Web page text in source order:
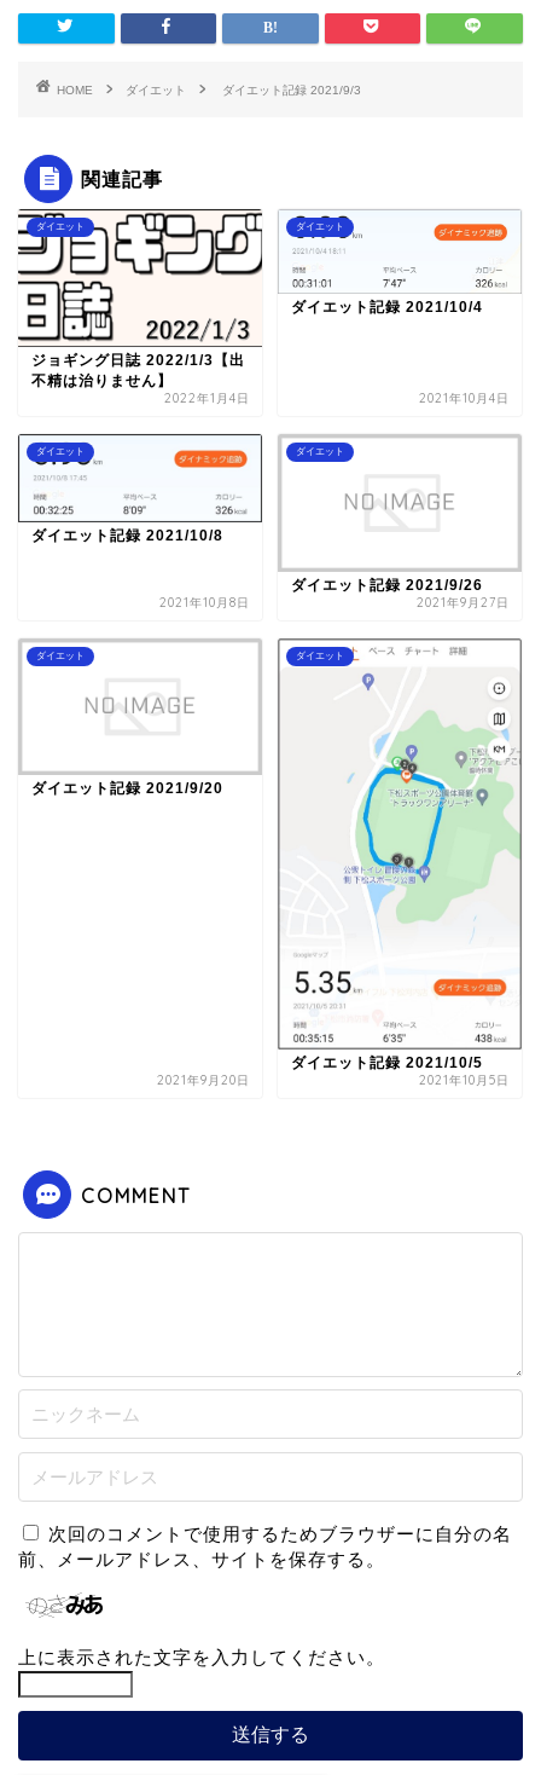
HOME ダイエット ダイエット記録 2021/9/3
関連記事
ダイエット
ジョギング日誌 2022/1/3【出
不精は治りません】
2022年1月4日
ダイエット
ダイエット記録 2021/10/4
2021年10月4日
ダイエット
ダイエット記録 2021/10/8
2021年10月8日
ダイエット
ダイエット記録 2021/9/26
2021年9月27日
ダイエット
ダイエット記録 2021/9/20
2021年9月20日
ダイエット
ダイエット記録 2021/10/5
2021年10月5日
COMMENT
次回のコメントで使用するためブラウザーに自分の名
前、メールアドレス、サイトを保存する。
上に表示された文字を入力してください。